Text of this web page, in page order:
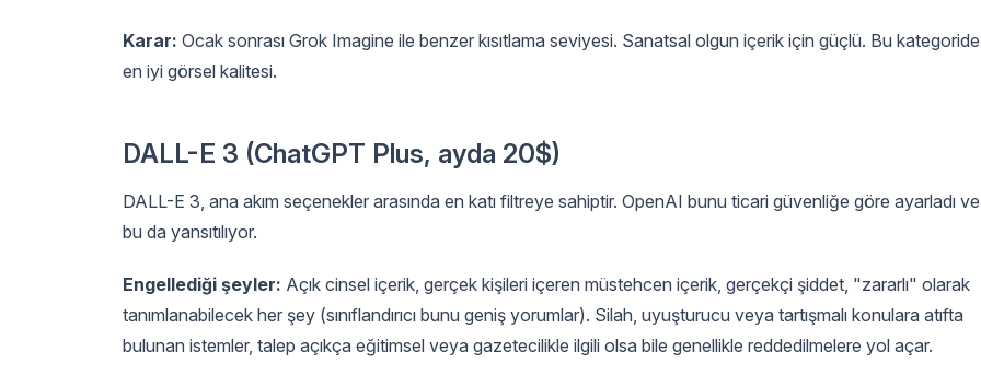
Karar: Ocak sonrası Grok Imagine ile benzer kısıtlama seviyesi. Sanatsal olgun içerik için güçlü. Bu kategoride
en iyi görsel kalitesi.
DALL-E 3 (ChatGPT Plus, ayda 20$)
DALL-E 3, ana akım seçenekler arasında en katı filtreye sahiptir. OpenAI bunu ticari güvenliğe göre ayarladı ve
bu da yansıtılıyor.
Engellediği şeyler: Açık cinsel içerik, gerçek kişileri içeren müstehcen içerik, gerçekçi şiddet, "zararlı" olarak
tanımlanabilecek her şey (sınıflandırıcı bunu geniş yorumlar). Silah, uyuşturucu veya tartışmalı konulara atıfta
bulunan istemler, talep açıkça eğitimsel veya gazetecilikle ilgili olsa bile genellikle reddedilmelere yol açar.